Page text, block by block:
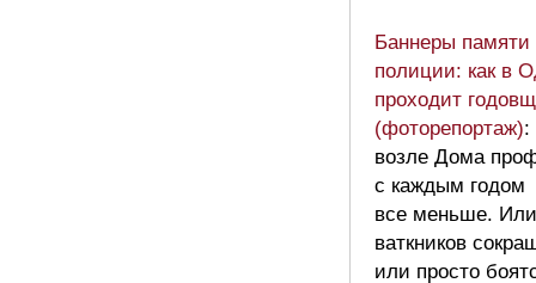
Баннеры памяти
полиции: как в
проходит
(фоторепортаж):
возле Дома
с каждым годом
все меньше.
ваткников
или просто